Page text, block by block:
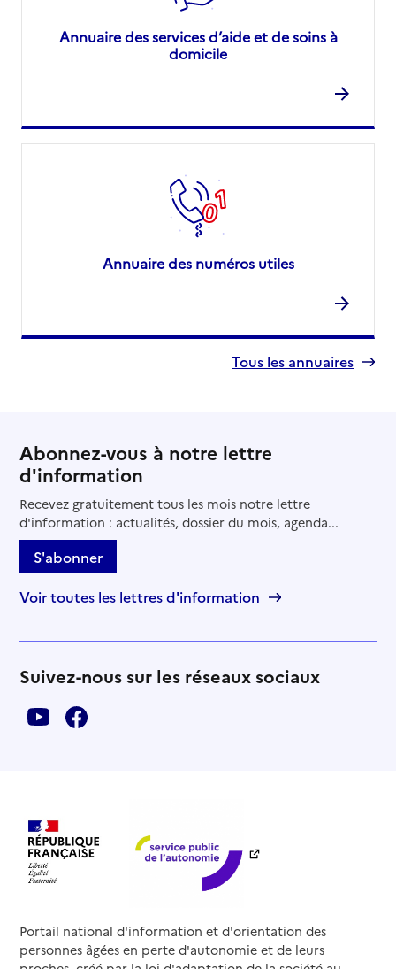
Annuaire des services d’aide et de soins à
domicile
Annuaire des numéros utiles
Tous les annuaires
Abonnez-vous à notre lettre
d'information
Recevez gratuitement tous les mois notre lettre
d'information : actualités, dossier du mois, agenda...
S'abonner
Voir toutes les lettres d'information
Suivez-nous sur les réseaux sociaux
Portail national d'information et d'orientation des
personnes âgées en perte d'autonomie et de leurs